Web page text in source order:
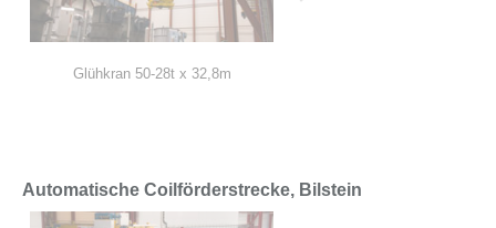
Glühkran 50-28t x 32,8m
Automatische Coilförderstrecke, Bilstein